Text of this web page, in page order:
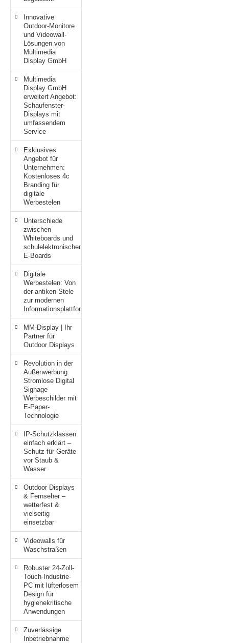
Innovative
Outdoor-Monitore
und Videowall-
Lösungen von
Multimedia
Display GmbH
Multimedia
Display GmbH
erweitert Angebot:
Schaufenster-
Displays mit
umfassendem
Service
Exklusives
Angebot für
Unternehmen:
Kostenloses 4c
Branding für
digitale
Werbestelen
Unterschiede
zwischen
Whiteboards und
schulelektronischen
E-Boards
Digitale
Werbestelen: Von
der antiken Stele
zur modernen
Informationsplattform
MM-Display | Ihr
Partner für
Outdoor Displays
Revolution in der
Außenwerbung:
Stromlose Digital
Signage
Werbeschilder mit
E-Paper-
Technologie
IP-Schutzklassen
einfach erklärt –
Schutz für Geräte
vor Staub &
Wasser
Outdoor Displays
& Fernseher –
wetterfest &
vielseitig
einsetzbar
Videowalls für
Waschstraßen
Robuster 24-Zoll-
Touch-Industrie-
PC mit lüfterlosem
Design für
hygienekritische
Anwendungen
Zuverlässige
Inbetriebnahme